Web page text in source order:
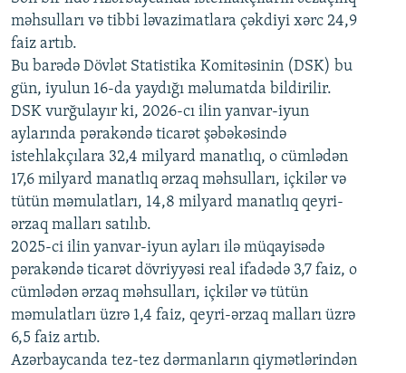
Auto 240p 360p 480p
720p 1080p
480p
720p
1080p
məhsulları və tibbi ləvazimatlara çəkdiyi xərc 24,9
faiz artıb.
Bu barədə Dövlət Statistika Komitəsinin (DSK) bu
gün, iyulun 16-da yaydığı məlumatda bildirilir.
DSK vurğulayır ki, 2026-cı ilin yanvar-iyun
aylarında pərakəndə ticarət şəbəkəsində
istehlakçılara 32,4 milyard manatlıq, o cümlədən
17,6 milyard manatlıq ərzaq məhsulları, içkilər və
tütün məmulatları, 14,8 milyard manatlıq qeyri-
ərzaq malları satılıb.
2025-ci ilin yanvar-iyun ayları ilə müqayisədə
pərakəndə ticarət dövriyyəsi real ifadədə 3,7 faiz, o
cümlədən ərzaq məhsulları, içkilər və tütün
məmulatları üzrə 1,4 faiz, qeyri-ərzaq malları üzrə
6,5 faiz artıb.
Azərbaycanda tez-tez dərmanların qiymətlərindən